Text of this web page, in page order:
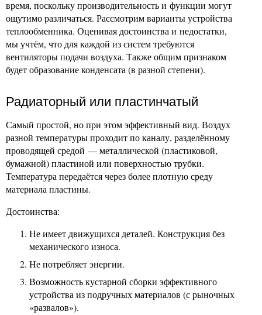
время, поскольку производительность и функции могут
ощутимо различаться. Рассмотрим варианты устройства
теплообменника. Оценивая достоинства и недостатки,
мы учтём, что для каждой из систем требуются
вентиляторы подачи воздуха. Также общим признаком
будет образование конденсата (в разной степени).
Радиаторный или пластинчатый
Самый простой, но при этом эффективный вид. Воздух
разной температуры проходит по каналу, разделённому
проводящей средой — металлической (пластиковой,
бумажной) пластиной или поверхностью трубки.
Температура передаётся через более плотную среду
материала пластины.
Достоинства:
Не имеет движущихся деталей. Конструкция без
механического износа.
Не потребляет энергии.
Возможность кустарной сборки эффективного
устройства из подручных материалов (с рыночных
«развалов»).